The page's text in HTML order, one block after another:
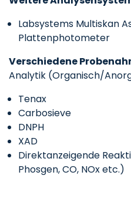
Labsystems Multiskan
Plattenphotometer
Verschiedene
Analytik (Organisch/
Tenax
Carbosieve
DNPH
XAD
Direktanzeigende
Phosgen, CO, NOx etc.)